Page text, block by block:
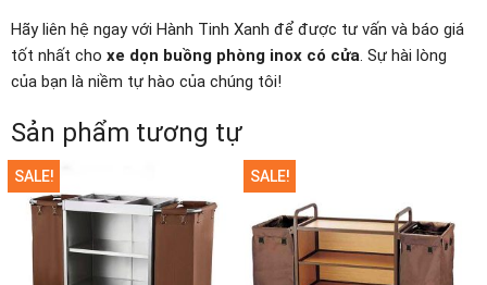
Hãy liên hệ ngay với Hành Tinh Xanh để được tư vấn và báo giá
tốt nhất cho xe dọn buồng phòng inox có cửa. Sự hài lòng
của bạn là niềm tự hào của chúng tôi!
Sản phẩm tương tự
SALE! SALE!